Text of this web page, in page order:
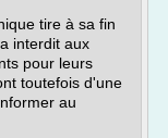
tire à sa fin
interdit aux
pour leurs
toutefois d'une
au